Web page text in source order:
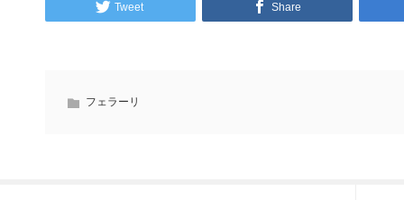
Tweet Share
フェラーリ